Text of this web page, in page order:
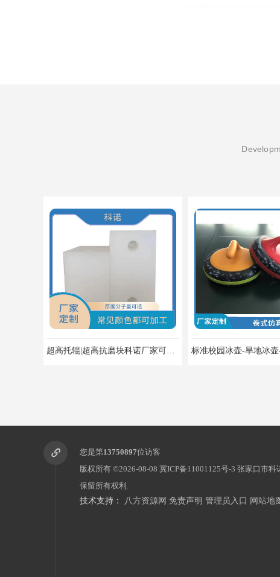
超高托辊|超高抗磨块科诺厂家可定制
您是第13750897位访客
版权所有 ©2026-08-08 冀ICP备11001125号-3 张家口市科
保留所有权利.
技术支持：
八方资源网 免责声明 管理员入口 网站地